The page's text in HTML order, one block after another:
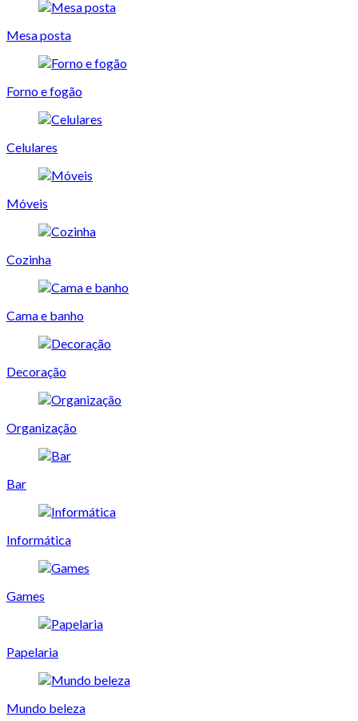
Mesa posta
Forno e fogão
Celulares
Móveis
Cozinha
Cama e banho
Decoração
Organização
Bar
Informática
Games
Papelaria
Mundo beleza